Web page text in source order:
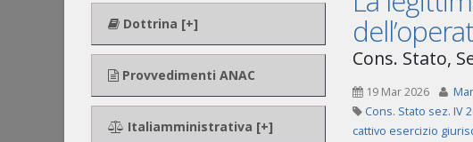
Dottrina [+]
Provvedimenti ANAC
Italiamministrativa [+]
Cons. Stato,
19 Mar 2026
Cons. Stato sez. IV
cattivo esercizio